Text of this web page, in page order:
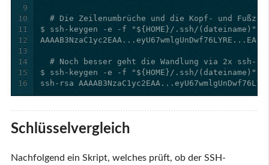
9
10
11
12
13
14
15
16
ssh-rsa
Schlüsselvergleich
Nachfolgend ein Skript, welches prüft, ob der SSH-